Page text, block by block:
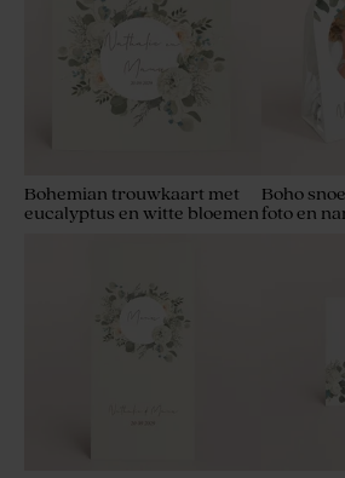
Bohemian trouwkaart met
eucalyptus en witte bloemen
Boho
foto en